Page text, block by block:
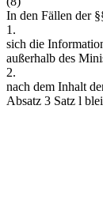
In den Fällen der
1.
sich die
außerhalb des
2.
nach dem Inhalt
Absatz 3 Satz l